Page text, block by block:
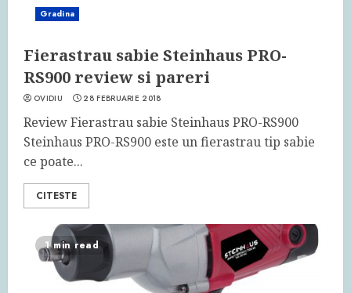
Gradina
Fierastrau sabie Steinhaus PRO-
RS900 review si pareri
OVIDIU 28 FEBRUARIE 2018
Review Fierastrau sabie Steinhaus PRO-RS900
Steinhaus PRO-RS900 este un fierastrau tip sabie
ce poate...
CITESTE
1 min read